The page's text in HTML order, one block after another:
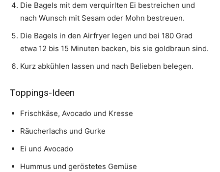
Die Bagels mit dem verquirlten Ei bestreichen und
nach Wunsch mit Sesam oder Mohn bestreuen.
Die Bagels in den Airfryer legen und bei 180 Grad
etwa 12 bis 15 Minuten backen, bis sie goldbraun sind.
Kurz abkühlen lassen und nach Belieben belegen.
Toppings-Ideen
Frischkäse, Avocado und Kresse
Räucherlachs und Gurke
Ei und Avocado
Hummus und geröstetes Gemüse